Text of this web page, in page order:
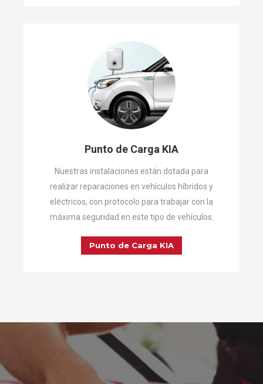
Punto de Carga KIA
Nuestras instalaciones están dotada para
realizar reparaciones en vehículos híbridos y
eléctricos, con protocolo para trabajar con la
máxima seguridad en este tipo de vehículos.
Punto de Carga KIA